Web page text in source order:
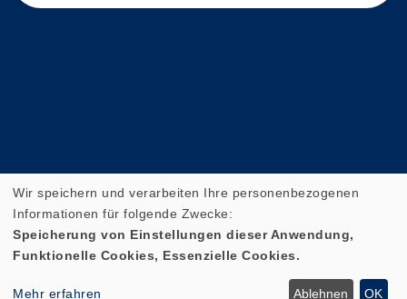
Cookie Einstellungen
Wir speichern und verarbeiten Ihre personenbezogenen
Informationen für folgende Zwecke:
Speicherung von Einstellungen dieser Anwendung,
Funktionelle Cookies, Essenzielle Cookies.
Mehr erfahren Ablehnen OK